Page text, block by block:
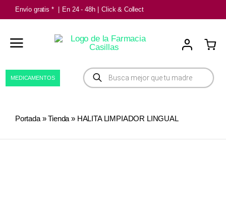
Saltar
al
contenido
Envío gratis * En 24 - 48h Click & Collect
Búsqueda
de
productos
MEDICAMENTOS
Portada»Tienda » HALITA LIMPIADOR LINGUAL